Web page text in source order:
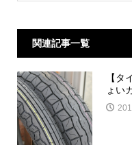
関連記事一覧
【タ
ょい